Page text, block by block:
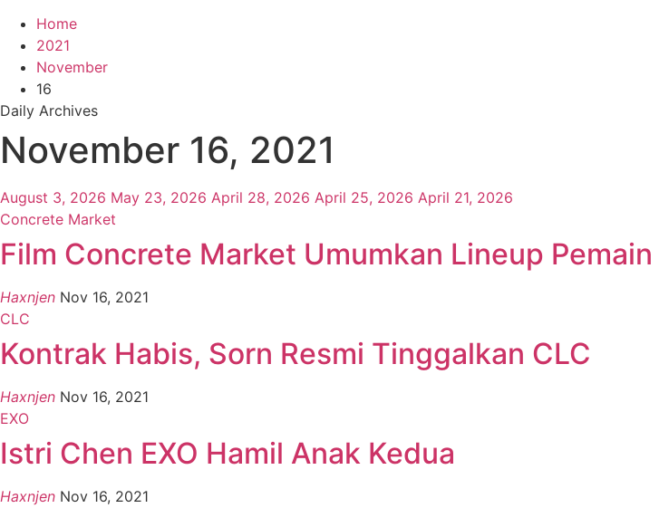
Home
2021
November
16
Daily Archives
November 16, 2021
August 3, 2026 May 23, 2026 April 28, 2026 April 25, 2026 April 21, 2026
Concrete Market
Film Concrete Market Umumkan Lineup Pemain
Haxnjen Nov 16, 2021
CLC
Kontrak Habis, Sorn Resmi Tinggalkan CLC
Haxnjen Nov 16, 2021
EXO
Istri Chen EXO Hamil Anak Kedua
Haxnjen Nov 16, 2021